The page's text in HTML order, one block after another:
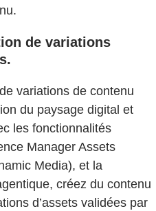
de variations
variations de contenu
du paysage digital et
les fonctionnalités
Manager Assets
Media), et la
créez du contenu
d’assets validées par